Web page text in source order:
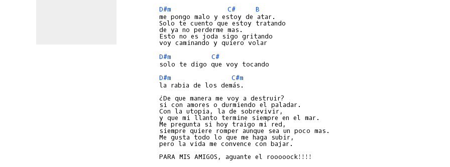
D#m
C#
B
me pongo malo y estoy de atar.
Solo te cuento que estoy tratando
de ya no perderme mas.
Esto no es joda sigo gritando
D#m
C#
D#m
C#m
la rabia de los demás.
¿De que manera me voy a destruir?
si con amores o durmiendo el paladar.
Con la utopia, la de sobrevivir,
y que mi llanto termine siempre en el mar.
Me pregunta si hoy traigo mi red,
siempre quiere romper aunque sea un poco mas.
Me gusta todo lo que me haga subir,
pero la vida me convence con bajar.